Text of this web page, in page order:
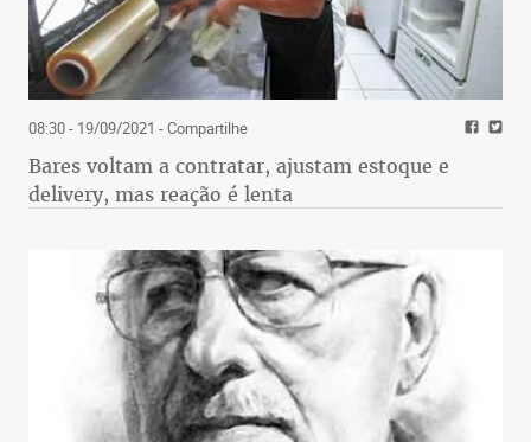
08:30 - 19/09/2021 - Compartilhe
Bares voltam a contratar, ajustam estoque e
delivery, mas reação é lenta